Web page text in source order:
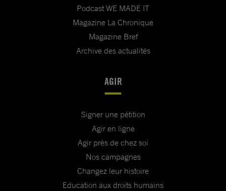
Podcast WE MADE IT
Magazine La Chronique
Magazine Bref
Archive des actualités
AGIR
Signer une pétition
Agir en ligne
Agir près de chez soi
Nos campagnes
Changez leur histoire
Education aux droits humains